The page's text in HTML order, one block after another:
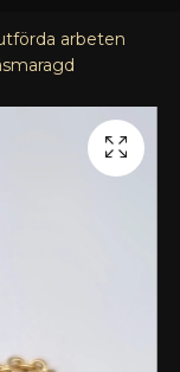
arbeten